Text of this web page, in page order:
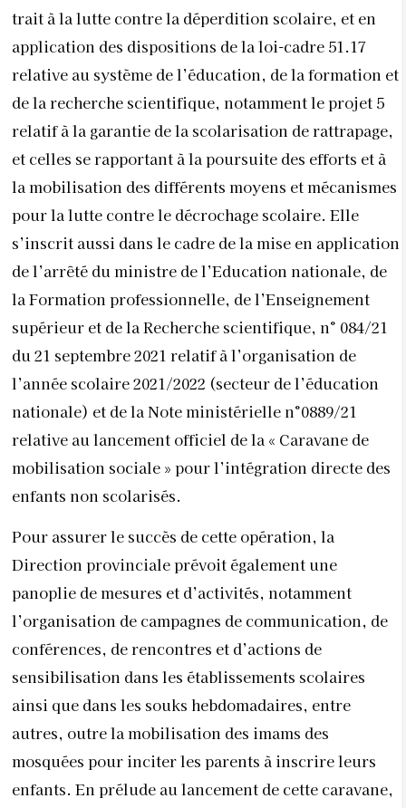
trait à la lutte contre la déperdition scolaire, et en
application des dispositions de la loi-cadre 51.17
relative au système de l’éducation, de la formation et
de la recherche scientifique, notamment le projet 5
relatif à la garantie de la scolarisation de rattrapage,
et celles se rapportant à la poursuite des efforts et à
la mobilisation des différents moyens et mécanismes
pour la lutte contre le décrochage scolaire. Elle
s’inscrit aussi dans le cadre de la mise en application
de l’arrêté du ministre de l’Education nationale, de
la Formation professionnelle, de l’Enseignement
supérieur et de la Recherche scientifique, n° 084/21
du 21 septembre 2021 relatif à l’organisation de
l’année scolaire 2021/2022 (secteur de l’éducation
nationale) et de la Note ministérielle n°0889/21
relative au lancement officiel de la « Caravane de
mobilisation sociale » pour l’intégration directe des
enfants non scolarisés.
Pour assurer le succès de cette opération, la
Direction provinciale prévoit également une
panoplie de mesures et d’activités, notamment
l’organisation de campagnes de communication, de
conférences, de rencontres et d’actions de
sensibilisation dans les établissements scolaires
ainsi que dans les souks hebdomadaires, entre
autres, outre la mobilisation des imams des
mosquées pour inciter les parents à inscrire leurs
enfants. En prélude au lancement de cette caravane,